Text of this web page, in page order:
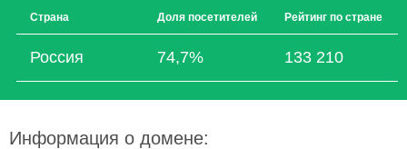
Страна Доля посетителей Рейтинг по стране
Россия 74,7% 133 210
Информация о домене: